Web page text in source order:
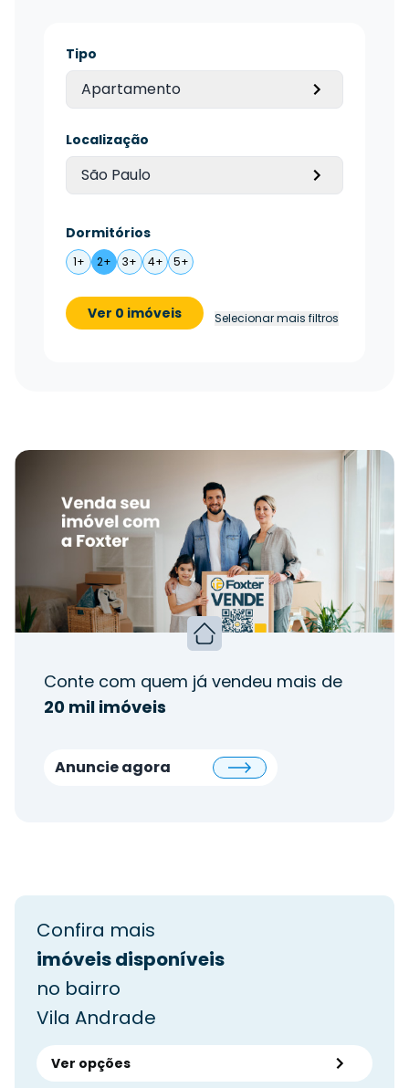
Tipo
Apartamento
Localização
São Paulo
Dormitórios
1+ 2+ 3+ 4+ 5+
Ver 0 imóveis Selecionar mais filtros
Conte com quem já vendeu mais de
20 mil imóveis
Anuncie agora
Confira mais
imóveis disponíveis
no bairro
Vila Andrade
Ver opções